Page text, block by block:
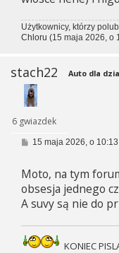
Użytkownicy, którzy
Chloru (15 maja 2026, o
stach22
6 gwiazdek
Auto dla
P
t
15 maja 2026, o 10:13
Moto, na tym
obsesja jednego
A suvy są nie do
KONIEC